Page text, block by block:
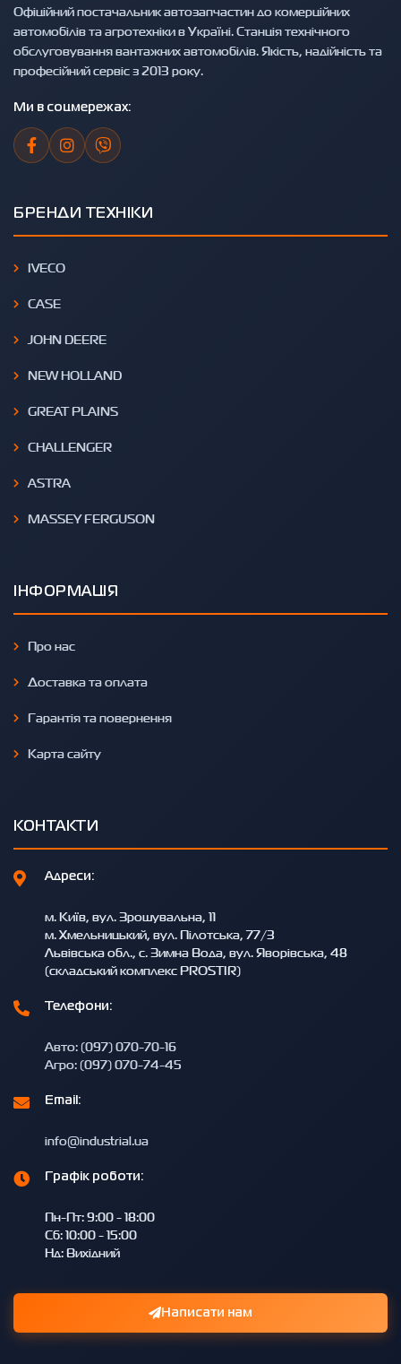
Офіційний постачальник автозапчастин до комерційних
автомобілів та агротехніки в Україні. Станція технічного
обслуговування вантажних автомобілів. Якість, надійність та
професійний сервіс з 2013 року.
Ми в соцмережах:
БРЕНДИ ТЕХНІКИ
IVECO
CASE
JOHN DEERE
NEW HOLLAND
GREAT PLAINS
CHALLENGER
ASTRA
MASSEY FERGUSON
ІНФОРМАЦІЯ
Про нас
Доставка та оплата
Гарантія та повернення
Карта сайту
КОНТАКТИ
Адреси:
м. Київ, вул. Зрошувальна, 11
м. Хмельницький, вул. Пілотська, 77/3
Львівська обл., с. Зимна Вода, вул. Яворівська, 48
(складський комплекс PROSTIR)
Телефони:
Авто: (097) 070-70-16
Агро: (097) 070-74-45
Email:
info@industrial.ua
Графік роботи:
Пн-Пт: 9:00 - 18:00
Сб: 10:00 - 15:00
Нд: Вихідний
Написати нам